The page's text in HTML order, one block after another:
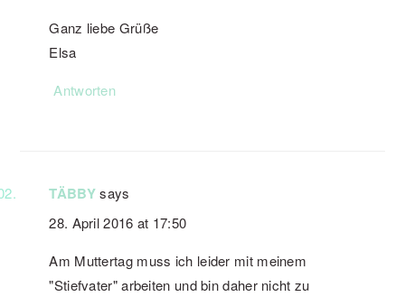
Ganz liebe Grüße
Elsa
Antworten
TÄBBY says
28. April 2016 at 17:50
Am Muttertag muss ich leider mit meinem
"Stiefvater" arbeiten und bin daher nicht zu